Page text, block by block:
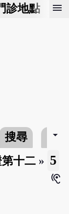
診地點 預
menu
搜尋 書介
arrow_drop_down
十二 » 5
hearing